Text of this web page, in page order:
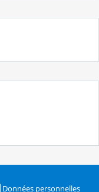
Données personnelles